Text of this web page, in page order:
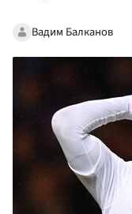
Вадим Балканов